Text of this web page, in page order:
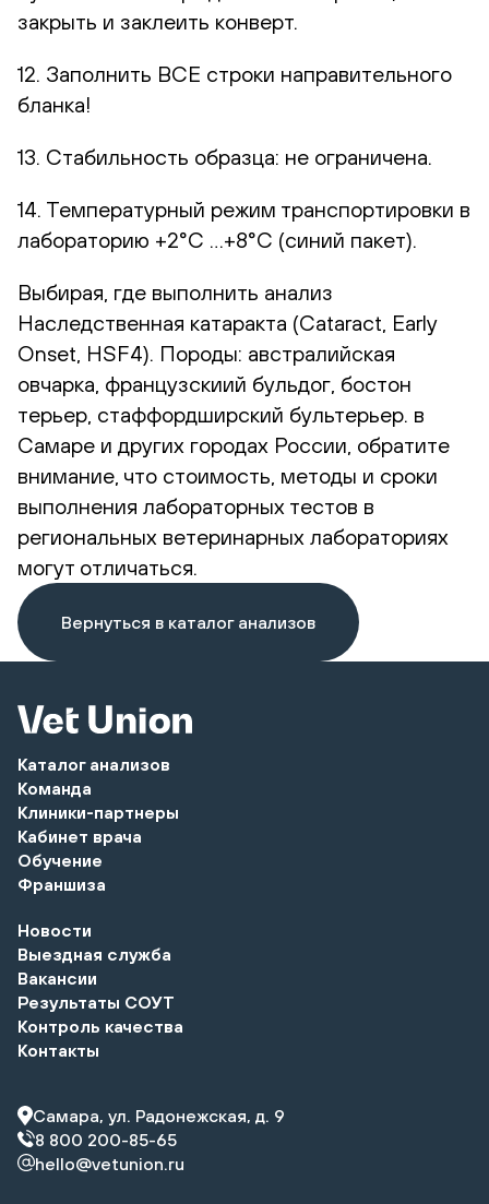
закрыть и заклеить конверт.
12. Заполнить ВСЕ строки направительного
бланка!
13. Стабильность образца: не ограничена.
14. Температурный режим транспортировки в
лабораторию +2°С …+8°С (синий пакет).
Выбирая, где выполнить анализ
Наследственная катаракта (Cataract, Еarly
Оnset, HSF4). Породы: австралийская
овчарка, французскиий бульдог, бостон
терьер, стаффордширский бультерьер. в
Самаре и других городах России, обратите
внимание, что стоимость, методы и сроки
выполнения лабораторных тестов в
региональных ветеринарных лабораториях
могут отличаться.
Вернуться в каталог анализов
Каталог анализов
Команда
Клиники-партнеры
Кабинет врача
Обучение
Франшиза
Новости
Выездная служба
Вакансии
Результаты СОУТ
Контроль качества
Контакты
Самара, ул. Радонежская, д. 9
8 800 200-85-65
hello@vetunion.ru